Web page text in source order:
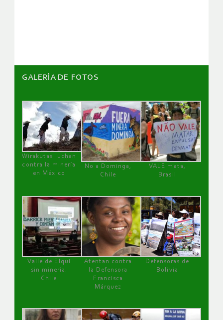
GALERÌA DE FOTOS
Wirakutas luchan
contra la minería
en México
No a Dominga,
Chile
VALE mata,
Brasil
Valle de Elqui
sin minería.
Chile
Atentan contra
la Defensora
Francisca
Márquez
Defensoras de
Bolivia